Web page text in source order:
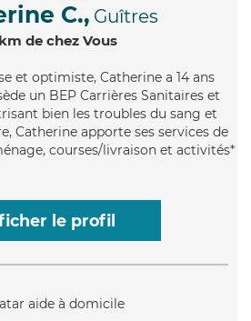
C., Guîtres
de chez Vous
et optimiste, Catherine a 14 ans
un BEP Carrières Sanitaires et
bien les troubles du sang et
Catherine apporte ses services de
courses/livraison et activités*
le profil